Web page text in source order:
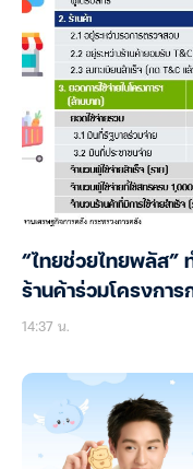
“ไทยช่วยไทยพลัส”
ร้านค้าร่วมโครงการ
14:37 น.